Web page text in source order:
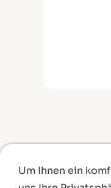
Um Ihnen ein